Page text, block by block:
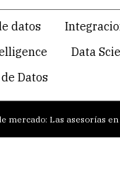
datos
Data
Datos
mercado: Las asesorías